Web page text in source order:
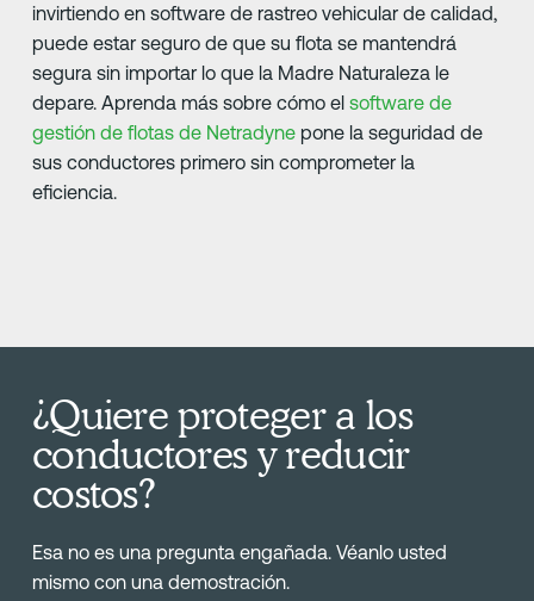
invirtiendo en software de rastreo vehicular de calidad,
puede estar seguro de que su flota se mantendrá
segura sin importar lo que la Madre Naturaleza le
depare. Aprenda más sobre cómo el software de
gestión de flotas de Netradynepone la seguridad de
sus conductores primero sin comprometer la
eficiencia.
¿Quiere proteger a los
conductores y reducir
costos?
Esa no es una pregunta engañada. Véanlo usted
mismo con una demostración.